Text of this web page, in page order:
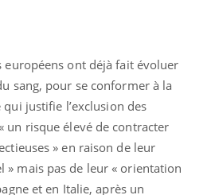
européens ont déjà fait évoluer
sang, pour se conformer à la
justifie l’exclusion des
un risque élevé de contracter
» en raison de leur
» mais pas de leur « orientation
et en Italie, après un